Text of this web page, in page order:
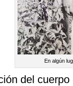
En algún
del